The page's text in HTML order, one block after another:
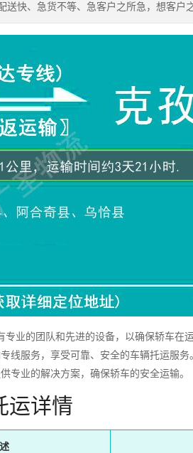
快、急货不等、急客户之所急，想客户之
业的团队和先进的设备，以确保轿车在
线服务，享受可靠、安全的车辆托运服
专业的解决方案，确保轿车的安全运输。
运详情